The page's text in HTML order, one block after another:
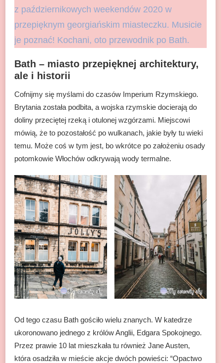
z październikowych weekendów 2020 w
przepięknym georgiańskim miasteczku. Musicie
je poznać! Kochani, oto przewodnik po Bath.
Bath – miasto przepięknej architektury,
ale i historii
Cofnijmy się myślami do czasów Imperium Rzymskiego.
Brytania została podbita, a wojska rzymskie docierają do
doliny przeciętej rzeką i otulonej wzgórzami. Miejscowi
mówią, że to pozostałość po wulkanach, jakie były tu wieki
temu. Może coś w tym jest, bo wkrótce po założeniu osady
potomkowie Włochów odkrywają wody termalne.
Od tego czasu Bath gościło wielu znanych. W katedrze
ukoronowano jednego z królów Anglii, Edgara Spokojnego.
Przez prawie 10 lat mieszkała tu również Jane Austen,
która osadziła w mieście akcje dwóch powieści: “Opactwo